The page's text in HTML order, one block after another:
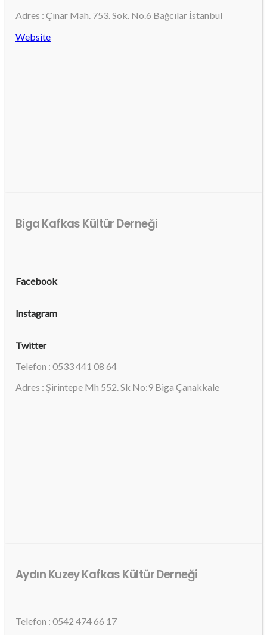
Adres : Çınar Mah. 753. Sok. No.6 Bağcılar İstanbul
Website
Biga Kafkas Kültür Derneği
Facebook
Instagram
Twitter
Telefon : 0533 441 08 64
Adres : Şirintepe Mh 552. Sk No:9 Biga Çanakkale
Aydın Kuzey Kafkas Kültür Derneği
Telefon : 0542 474 66 17